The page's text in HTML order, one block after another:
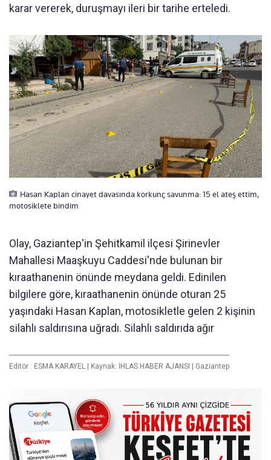
karar vererek, duruşmayı ileri bir tarihe erteledi.
Hasan Kaplan cinayet davasında korkunç savunma: 15 el ateş ettim,
motosiklete bindim
Olay, Gaziantep'in Şehitkamil ilçesi Şirinevler
Mahallesi Maaşkuyu Caddesi'nde bulunan bir
kıraathanenin önünde meydana geldi. Edinilen
bilgilere göre, kıraathanenin önünde oturan 25
yaşındaki Hasan Kaplan, motosikletle gelen 2 kişinin
silahlı saldırısına uğradı. Silahlı saldırıda ağır
Editör : ESMA KARAYEL | Kaynak: İHLAS HABER AJANSI | Gaziantep